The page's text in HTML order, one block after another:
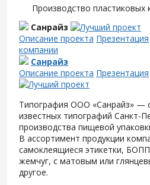
Производство пластиковых
Санрайз
Описание проекта Презентация
компании
Санрайз
Описание проекта Презентация
Типография ООО «Санрайз» —
известных типографий Санкт-
производства пищевой
В ассортимент продукции
самоклеящиеся этикетки,
жемчуг, с матовым или
другое.